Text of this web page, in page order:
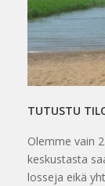
TUTUSTU
Olemme vain
keskustasta
losseja eikä